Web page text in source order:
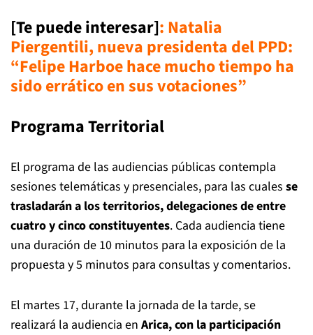
[Te puede interesar]: Natalia
Piergentili, nueva presidenta del PPD:
“Felipe Harboe hace mucho tiempo ha
sido errático en sus votaciones”
Programa Territorial
El programa de las audiencias públicas contempla
sesiones telemáticas y presenciales, para las cuales se
trasladarán a los territorios, delegaciones de entre
cuatro y cinco constituyentes. Cada audiencia tiene
una duración de 10 minutos para la exposición de la
propuesta y 5 minutos para consultas y comentarios.
El martes 17, durante la jornada de la tarde, se
realizará la audiencia en Arica, con la participación